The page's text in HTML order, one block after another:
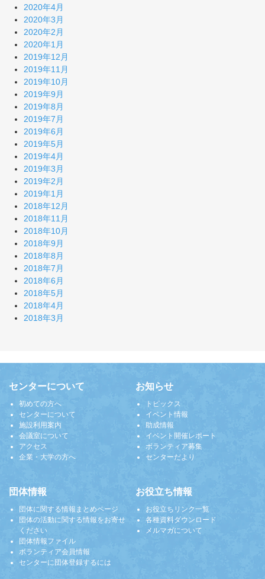
2020年4月
2020年3月
2020年2月
2020年1月
2019年12月
2019年11月
2019年10月
2019年9月
2019年8月
2019年7月
2019年6月
2019年5月
2019年4月
2019年3月
2019年2月
2019年1月
2018年12月
2018年11月
2018年10月
2018年9月
2018年8月
2018年7月
2018年6月
2018年5月
2018年4月
2018年3月
センターについて
初めての方へ
センターについて
施設利用案内
会議室について
アクセス
企業・大学の方へ
お知らせ
トピックス
イベント情報
助成情報
イベント開催レポート
ボランティア募集
センターだより
団体情報
団体に関する情報まとめページ
団体の活動に関する情報をお寄せ
ください
団体情報ファイル
ボランティア会員情報
センターに団体登録するには
お役立ち情報
お役立ちリンク一覧
各種資料ダウンロード
メルマガについて